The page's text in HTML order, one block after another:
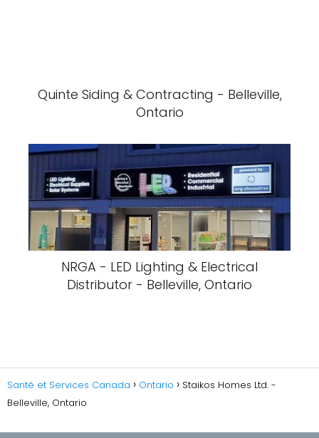
Quinte Siding & Contracting - Belleville,
Ontario
NRGA - LED Lighting & Electrical
Distributor - Belleville, Ontario
Santé et Services Canada Ontario
Staikos Homes Ltd. -
Belleville, Ontario